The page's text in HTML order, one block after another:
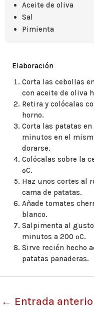
Aceite de oliva
Sal
Pimienta
Elaboración
Corta las cebollas
con aceite de oliva
Retira y colócalas
horno.
Corta las patatas
minutos en el
dorarse.
Colócalas sobre la
ºC.
Haz unos cortes al
cama de patatas.
Añade tomates
blanco.
Salpimenta al
minutos a 200 ºC.
Sirve recién hecho
patatas panaderas.
← Entrada